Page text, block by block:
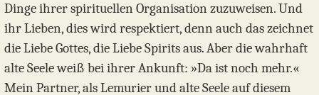
Dinge ihrer spirituellen Organisation zuzuweisen. Und
ihr Lieben, dies wird respektiert, denn auch das zeichnet
die Liebe Gottes, die Liebe Spirits aus. Aber die wahrhaft
alte Seele weiß bei ihrer Ankunft: »Da ist noch mehr.«
Mein Partner, als Lemurier und alte Seele auf diesem